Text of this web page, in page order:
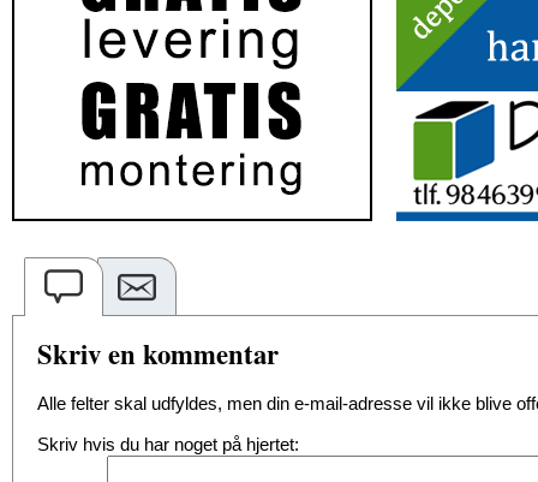
Skriv en kommentar
Alle felter skal udfyldes, men din e-mail-adresse vil ikke blive
Skriv hvis du har noget på hjertet: